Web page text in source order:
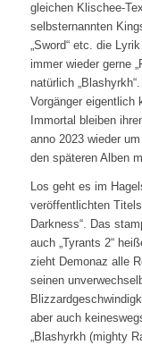
gleichen Klischee-
selbsternannten
„Sword“ etc. die
immer wieder gerne
natürlich
Vorgänger eigentlich
Immortal bleiben
anno 2023 wieder
den späteren Alben
Los geht es im
veröffentlichten
Darkness“. Das
auch „Tyrants 2“
zieht Demonaz alle
seinen
aber auch
„Blashyrkh (mighty